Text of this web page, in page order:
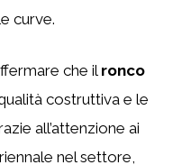
curve.
che il ronco
costruttiva e le
all’attenzione ai
nel settore,